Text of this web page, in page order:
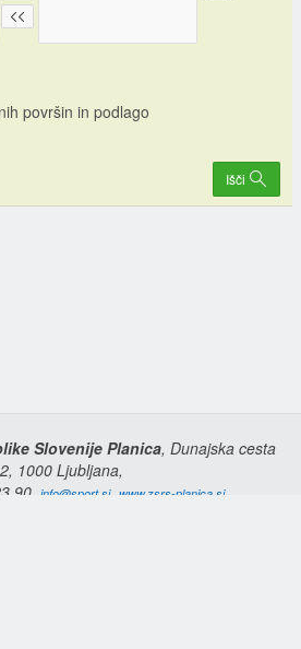
površin in podlago
Išči
Slovenije Planica, Dunajska cesta
1000 Ljubljana,
90, info@sport.si, www.zsrs-planica.si